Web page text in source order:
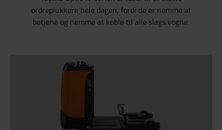
ordreplukkere hele dagen, fordi de er nemme at
betjene og nemme at koble til alle slags vogne.